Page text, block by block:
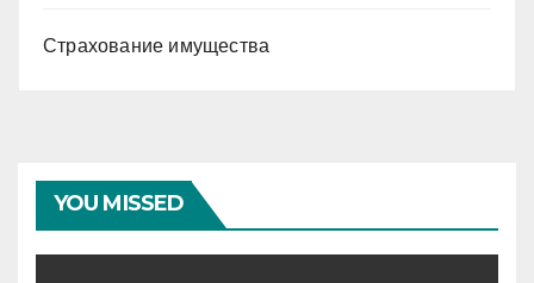
Страхование имущества
YOU MISSED